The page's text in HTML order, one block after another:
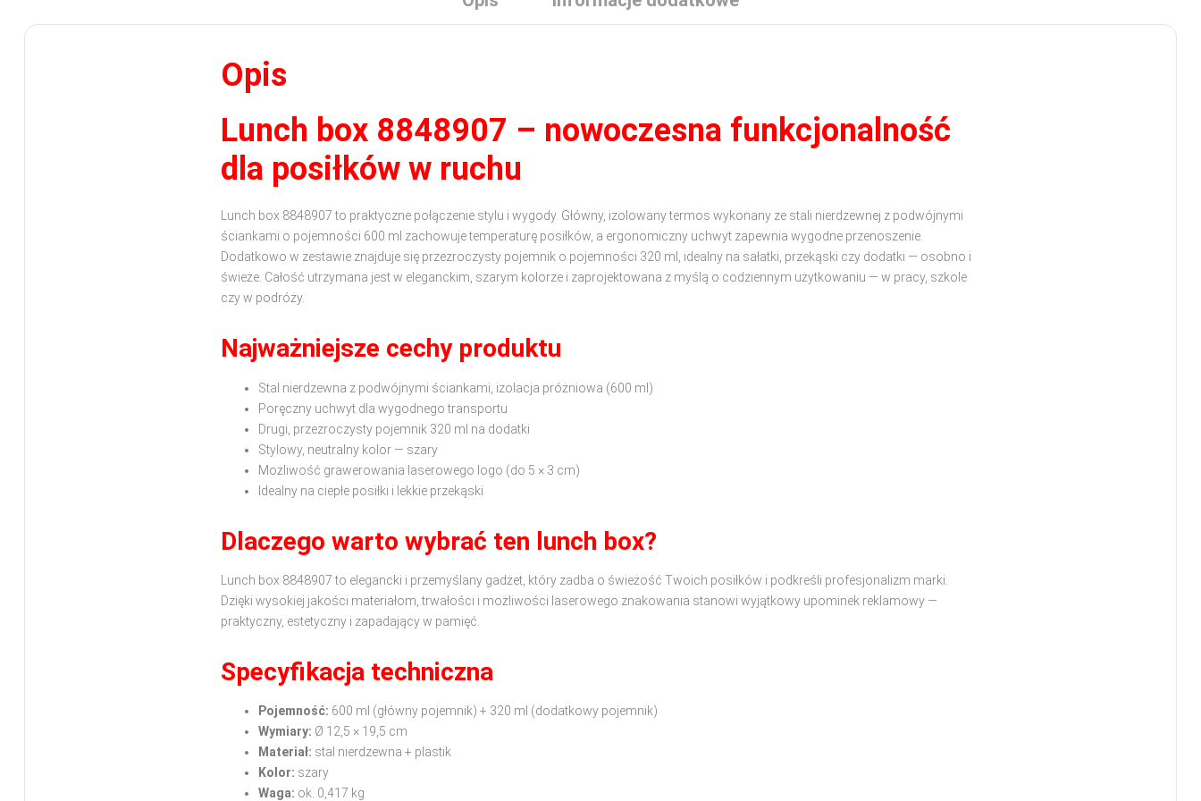
Opis
Lunch box 8848907 – nowoczesna funkcjonalność
dla posiłków w ruchu
Lunch box 8848907 to praktyczne połączenie stylu i wygody. Główny, izolowany termos wykonany ze stali nierdzewnej z podwójnymi
ściankami o pojemności 600 ml zachowuje temperaturę posiłków, a ergonomiczny uchwyt zapewnia wygodne przenoszenie.
Dodatkowo w zestawie znajduje się przezroczysty pojemnik o pojemności 320 ml, idealny na sałatki, przekąski czy dodatki — osobno i
świeże. Całość utrzymana jest w eleganckim, szarym kolorze i zaprojektowana z myślą o codziennym użytkowaniu — w pracy, szkole
czy w podróży.
Najważniejsze cechy produktu
Stal nierdzewna z podwójnymi ściankami, izolacja próżniowa (600 ml)
Poręczny uchwyt dla wygodnego transportu
Drugi, przezroczysty pojemnik 320 ml na dodatki
Stylowy, neutralny kolor — szary
Możliwość grawerowania laserowego logo (do 5 × 3 cm)
Idealny na ciepłe posiłki i lekkie przekąski
Dlaczego warto wybrać ten lunch box?
Lunch box 8848907 to elegancki i przemyślany gadżet, który zadba o świeżość Twoich posiłków i podkreśli profesjonalizm marki.
Dzięki wysokiej jakości materiałom, trwałości i możliwości laserowego znakowania stanowi wyjątkowy upominek reklamowy —
praktyczny, estetyczny i zapadający w pamięć.
Specyfikacja techniczna
Pojemność: 600 ml (główny pojemnik) + 320 ml (dodatkowy pojemnik)
Wymiary: Ø 12,5 × 19,5 cm
Materiał: stal nierdzewna + plastik
Kolor: szary
Waga: ok. 0,417 kg